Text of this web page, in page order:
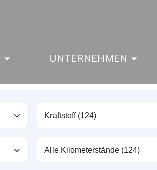
UNTERNEHMEN